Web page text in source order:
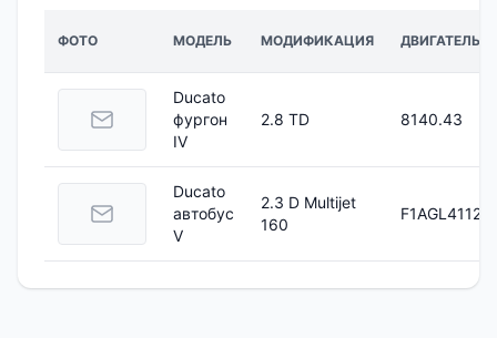
ФОТО МОДЕЛЬ МОДИФИКАЦИЯ ДВИГАТЕЛЬ
Ducato
фургон
IV
2.8 TD 8140.43
Ducato
автобус
V
2.3 D Multijet
160
F1AGL4112